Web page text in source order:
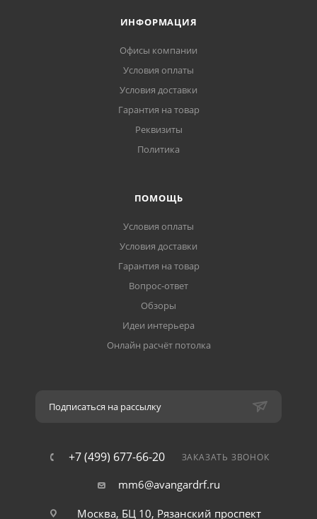
ИНФОРМАЦИЯ
Офисы компании
Условия оплаты
Условия доставки
Гарантия на товар
Реквизиты
Политика
ПОМОЩЬ
Условия оплаты
Условия доставки
Гарантия на товар
Вопрос-ответ
Обзоры
Идеи интерьера
Онлайн расчёт потолка
Подписаться на рассылку
+7 (499) 677-66-20 ЗАКАЗАТЬ ЗВОНОК
mm6@avangardrf.ru
Москва, БЦ 10, Рязанский проспект